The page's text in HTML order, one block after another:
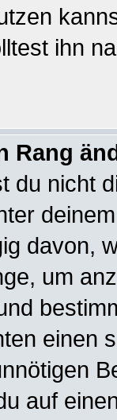
ihn
Rang
du nicht
davon,
um
einen
auf